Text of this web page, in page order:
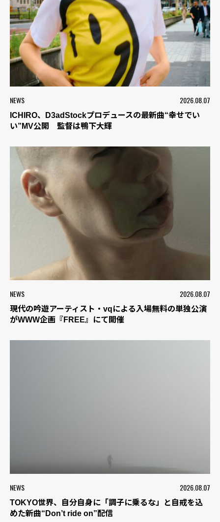
NEWS 2026.08.07
ICHIRO、D3adStockプロデュースの最新曲“幸せでい
い”MV公開 監督は鴨下大輝
NEWS 2026.08.07
現代の吟遊アーティスト・vqによる入場無料の単独公演
がWWW企画『FREE』にて開催
NEWS 2026.08.07
TOKYO世界、自分自身に「調子に乗るな」と自戒を込
めた新曲“Don’t ride on”配信